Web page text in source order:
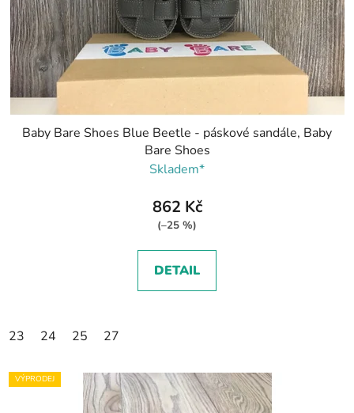
Baby Bare Shoes Blue Beetle - páskové sandále, Baby
Bare Shoes
Skladem*
862 Kč
(–25 %)
DETAIL
23 24 25 27
VÝPRODEJ